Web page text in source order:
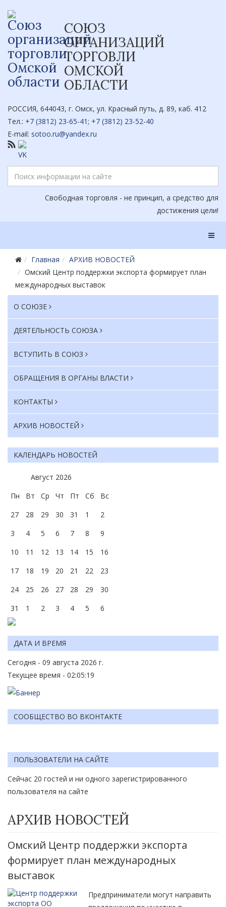
СОЮЗ
ОРГАНИЗАЦИЙ
ТОРГОВЛИ
ОМСКОЙ
ОБЛАСТИ
РОССИЯ, 644043, г. Омск, ул. Красный путь, д. 89, каб. 412
Тел.: +7 (3812) 23-65-41; +7 (3812) 23-52-40
E-mail: sotoo.ru@yandex.ru
Свободная торговля - не принцип, а средство для
достижения цели!
Главная
АРХИВ НОВОСТЕЙ
Омский Центр поддержки экспорта формирует план
международных выставок
О СОЮЗЕ
ДЕЯТЕЛЬНОСТЬ СОЮЗА
ВСТУПИТЬ В СОЮЗ
ОБРАЩЕНИЯ В ОРГАНЫ ВЛАСТИ
КОНТАКТЫ
АРХИВ НОВОСТЕЙ
КАЛЕНДАРЬ НОВОСТЕЙ
Август 2026
Пн
Вт Ср Чт Пт Сб
Вс
27
28 29 30 31 1
2
3
4 5 6 7 8
9
10
11 12 13 14 15
16
17
18 19 20 21 22
23
24
25 26 27 28 29
30
31
1 2 3 4 5 6
ДАТА И ВРЕМЯ
Сегодня - 09 августа 2026 г.
Текущее время - 02:05:19
СООБЩЕСТВО ВО ВКОНТАКТЕ
ПОЛЬЗОВАТЕЛИ НА САЙТЕ
Сейчас 20 гостей и ни одного зарегистрированного
пользователя на сайте
АРХИВ НОВОСТЕЙ
Омский Центр поддержки экспорта
формирует план международных
выставок
Предприниматели могут направить